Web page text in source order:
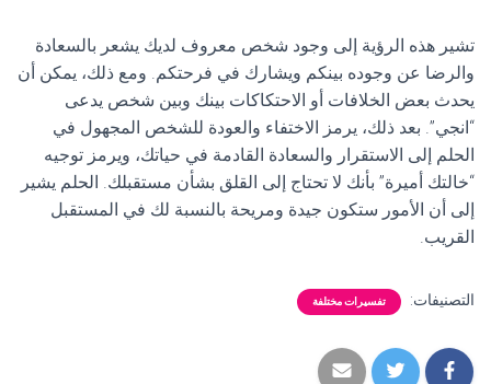
تشير هذه الرؤية إلى وجود شخص معروف لديك يشعر بالسعادة
والرضا عن وجوده بينكم ويشارك في فرحتكم. ومع ذلك، يمكن أن
يحدث بعض الخلافات أو الاحتكاكات بينك وبين شخص يدعى
“انجي”. بعد ذلك، يرمز الاختفاء والعودة للشخص المجهول في
الحلم إلى الاستقرار والسعادة القادمة في حياتك، ويرمز توجيه
“خالتك أميرة” بأنك لا تحتاج إلى القلق بشأن مستقبلك. الحلم يشير
إلى أن الأمور ستكون جيدة ومريحة بالنسبة لك في المستقبل
القريب.
التصنيفات: تفسيرات مختلفة